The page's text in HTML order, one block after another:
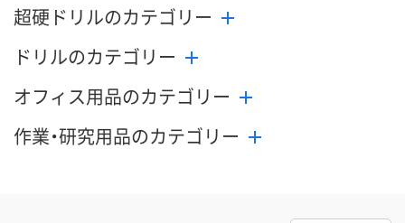
超硬ドリルのカテゴリー
ドリルのカテゴリー
オフィス用品のカテゴリー
作業・研究用品のカテゴリー